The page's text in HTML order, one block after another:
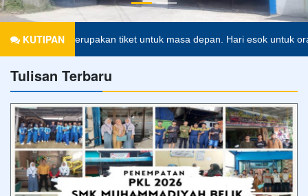
KUTIPAN
merupakan tiket untuk masa depan. Hari esok untuk orang-
Tulisan Terbaru